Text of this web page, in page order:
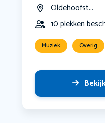
Oldehoofst...
10 plekken
Muziek Overig